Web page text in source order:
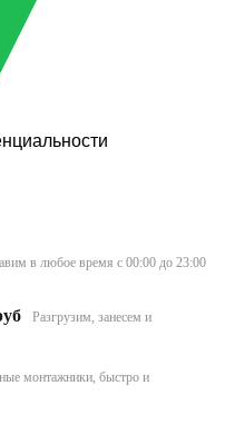
в любое время с 00:00 до 23:00
Разгрузим, занесем и
монтажники, быстро и